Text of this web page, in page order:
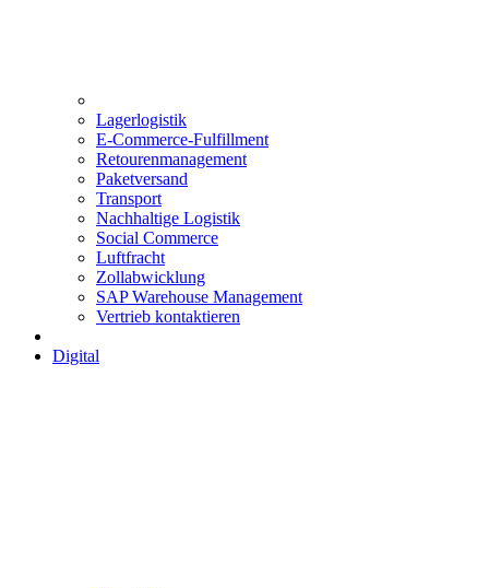
Lagerlogistik
E-Commerce-Fulfillment
Retourenmanagement
Paketversand
Transport
Nachhaltige Logistik
Social Commerce
Luftfracht
Zollabwicklung
SAP Warehouse Management
Vertrieb kontaktieren
Digital